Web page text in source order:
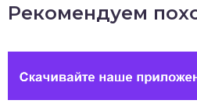
Рекомендуем